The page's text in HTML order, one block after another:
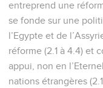
entreprend une
se fonde sur une
l’Egypte et de
réforme (2.1 à 4.4) et
appui, non en
nations étrangères